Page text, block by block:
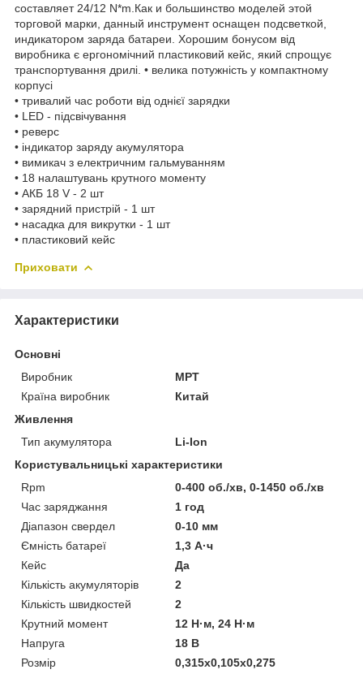
составляет 24/12 N*m.Как и большинство моделей этой
торговой марки, данный инструмент оснащен подсветкой,
индикатором заряда батареи. Хорошим бонусом від
виробника є ергономічний пластиковий кейс, який спрощує
транспортування дрилі. • велика потужність у компактному
корпусі
• тривалий час роботи від однієї зарядки
• LED - підсвічування
• реверс
• індикатор заряду акумулятора
• вимикач з електричним гальмуванням
• 18 налаштувань крутного моменту
• АКБ 18 V - 2 шт
• зарядний пристрій - 1 шт
• насадка для викрутки - 1 шт
• пластиковий кейс
Приховати
Характеристики
Основні
Виробник
MPT
Країна виробник
Китай
Живлення
Тип акумулятора
Li-Ion
Користувальницькі характеристики
Rpm
0-400 об./хв, 0-1450 об./хв
Час заряджання
1 год
Діапазон свердел
0-10 мм
Ємність батареї
1,3 А·ч
Кейс
Да
Кількість акумуляторів
2
Кількість швидкостей
2
Крутний момент
12 Н·м, 24 Н·м
Напруга
18 В
Розмір
0,315x0,105x0,275